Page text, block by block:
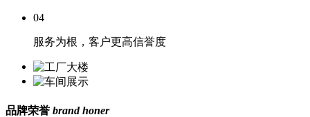
04
服务为根，客户更高信誉度
品牌荣誉 brand honer